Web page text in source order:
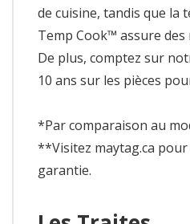
de cuisine, tandis que la
Temp Cook™ assure
De plus, comptez sur
10 ans sur les pièces
*Par comparaison au
**Visitez maytag.ca pour
garantie.